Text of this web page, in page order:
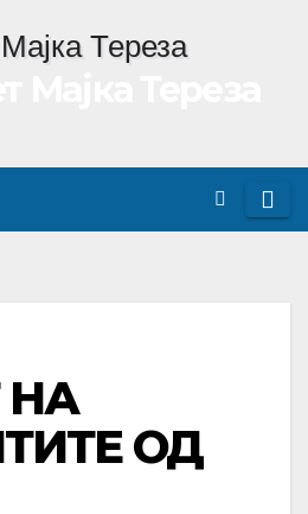
НА
ОД